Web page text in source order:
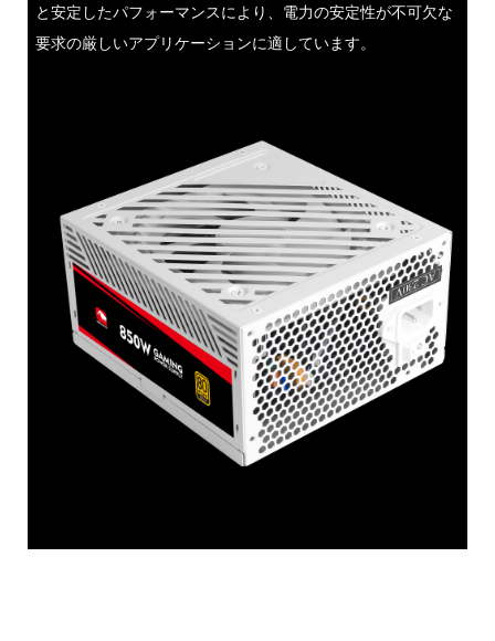
と安定したパフォーマンスにより、電力の安定性が不可欠な
要求の厳しいアプリケーションに適しています。